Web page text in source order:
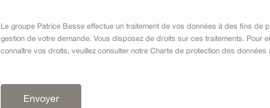
Le groupe Patrice Besse effectue un traitement de vos données à des fins de
gestion de votre demande. Vous disposez de droits sur ces traitements. Pour
connaître vos droits, veuillez consulter notre Charte de protection des données
Envoyer